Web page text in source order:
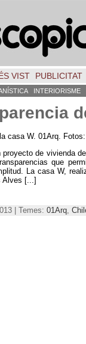
VIST PUBLICITAT
INTERIORISME
casa W. 01Arq.
proyecto de vivienda
que
La casa W,
Alves [...]
| Temes: 01Arq